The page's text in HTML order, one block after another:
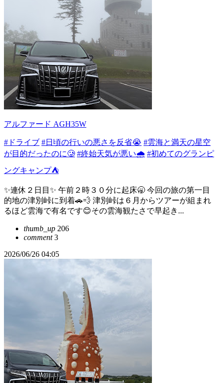
アルファード AGH35W
#ドライブ #日頃の行いの悪さを反省😭 #雲海と満天の星空
が目的だったのに🥲 #終始天気が悪い🌧️ #初めてのグランピ
ングキャンプ⛺️
✨連休２日目✨ 午前２時３０分に起床🥱 今回の旅の第一目
的地の津別峠に到着🚗💨 津別峠は６月からツアーが組まれ
るほど雲海で有名です😊その雲海観たさで早起き...
thumb_up 206
comment3
2026/06/26 04:05